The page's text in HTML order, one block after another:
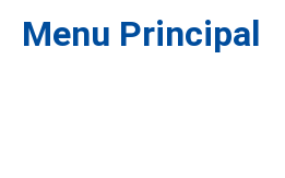
Menu Principal